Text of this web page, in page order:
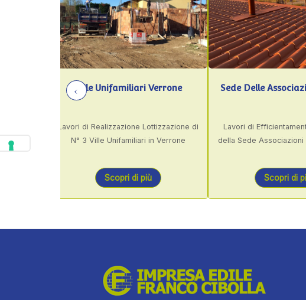
Unifamiliari Verrone
di Realizzazione Lottizzazione di
3 Ville Unifamiliari in Verrone
Sede Delle Associazioni Verrone
Lavori di Efficientamento Energetico
della Sede Associazioni del Comune di
‹